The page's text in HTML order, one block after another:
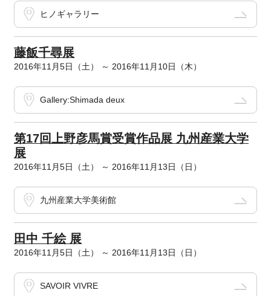
ヒノギャラリー
藤飯千尋展
2016年11月5日（土） ～ 2016年11月10日（木）
Gallery:Shimada deux
第17回上野彦馬賞受賞作品展 九州産業大学
展
2016年11月5日（土） ～ 2016年11月13日（日）
九州産業大学美術館
田中 千絵 展
2016年11月5日（土） ～ 2016年11月13日（日）
SAVOIR VIVRE